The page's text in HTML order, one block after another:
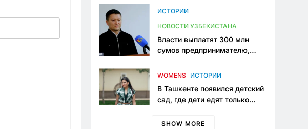
одно общественное
ИСТОРИИ
НОВОСТИ УЗБЕКИСТАНА
Власти выплатят 300 млн
сумов предпринимателю,
тюрьме по незаконному
WOMENS ИСТОРИИ
В Ташкенте появился детский
сад, где дети едят только
мама, которая устала просить
SHOW MORE